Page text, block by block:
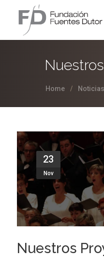
Home Noticias
23
Nov
Nuestros